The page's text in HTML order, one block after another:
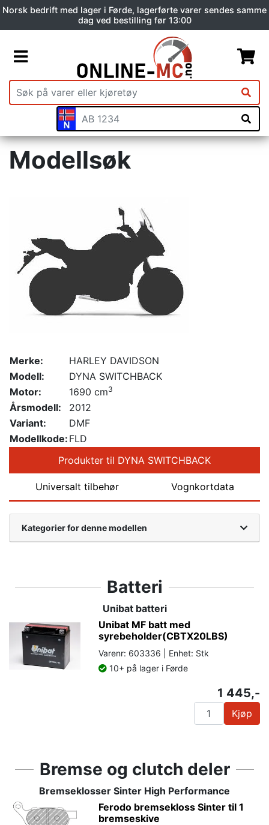
Norsk bedrift med lager i Førde, lagerførte varer sendes samme
dag ved bestilling før 13:00
Modellsøk
Merke:
HARLEY DAVIDSON
Modell:
DYNA SWITCHBACK
Motor:
1690 cm3
Årsmodell:
2012
Variant:
DMF
Modellkode: FLD
Produkter til DYNA SWITCHBACK
Universalt tilbehør Vognkortdata
Kategorier for denne modellen
Batteri
Unibat batteri
Unibat MF batt med
syrebeholder(CBTX20LBS)
Varenr: 603336 | Enhet: Stk
10+ på lager i Førde
1 445,-
Kjøp
Bremse og clutch deler
Bremseklosser Sinter High Performance
Ferodo bremsekloss Sinter til 1
bremseskive